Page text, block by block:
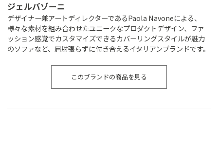
ジェルバゾーニ
デザイナー兼アートディレクターであるPaola Navoneによる、
様々な素材を組み合わせたユニークなプロダクトデザイン、ファ
ッション感覚でカスタマイズできるカバーリングスタイルが魅力
のソファなど、肩肘張らずに付き合えるイタリアンブランドです。
このブランドの商品を見る